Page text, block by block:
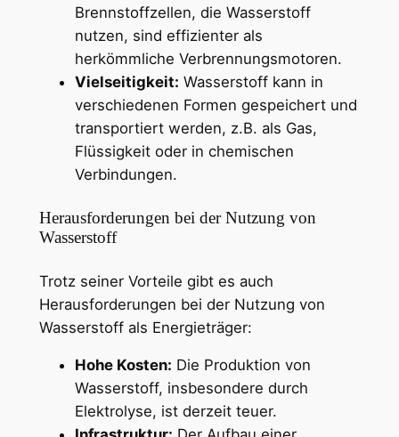
Brennstoffzellen, die Wasserstoff
nutzen, sind effizienter als
herkömmliche Verbrennungsmotoren.
Vielseitigkeit: Wasserstoff kann in
verschiedenen Formen gespeichert und
transportiert werden, z.B. als Gas,
Flüssigkeit oder in chemischen
Verbindungen.
Herausforderungen bei der Nutzung von
Wasserstoff
Trotz seiner Vorteile gibt es auch
Herausforderungen bei der Nutzung von
Wasserstoff als Energieträger:
Hohe Kosten: Die Produktion von
Wasserstoff, insbesondere durch
Elektrolyse, ist derzeit teuer.